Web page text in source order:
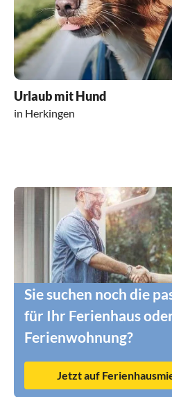
Urlaub mit Hund
in Herkingen
Sie suchen noch die
für Ihr Ferienhaus
Ferienwohnung?
Jetzt auf